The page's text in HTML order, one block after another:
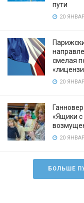
пути
20
смелая
20
«Ящики с
20
БОЛЬШЕ